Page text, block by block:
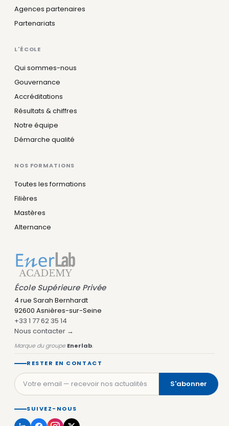
Agences partenaires
Partenariats
L'ÉCOLE
Qui sommes-nous
Gouvernance
Accréditations
Résultats & chiffres
Notre équipe
Démarche qualité
NOS FORMATIONS
Toutes les formations
Filières
Mastères
Alternance
École Supérieure Privée
4 rue Sarah Bernhardt
92600 Asnières-sur-Seine
+33 1 77 62 35 14
Nous contacter →
Marque du groupe Enerlab.
RESTER EN CONTACT
S'abonner
SUIVEZ-NOUS